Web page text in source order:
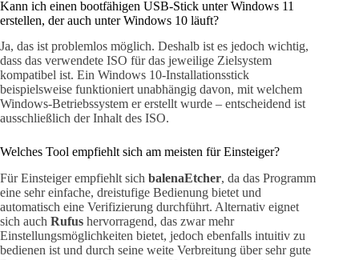
Kann ich einen bootfähigen USB-Stick unter Windows 11
erstellen, der auch unter Windows 10 läuft?
Ja, das ist problemlos möglich. Deshalb ist es jedoch wichtig,
dass das verwendete ISO für das jeweilige Zielsystem
kompatibel ist. Ein Windows 10-Installationsstick
beispielsweise funktioniert unabhängig davon, mit welchem
Windows-Betriebssystem er erstellt wurde – entscheidend ist
ausschließlich der Inhalt des ISO.
Welches Tool empfiehlt sich am meisten für Einsteiger?
Für Einsteiger empfiehlt sich balenaEtcher, da das Programm
eine sehr einfache, dreistufige Bedienung bietet und
automatisch eine Verifizierung durchführt. Alternativ eignet
sich auch Rufus hervorragend, das zwar mehr
Einstellungsmöglichkeiten bietet, jedoch ebenfalls intuitiv zu
bedienen ist und durch seine weite Verbreitung über sehr gute